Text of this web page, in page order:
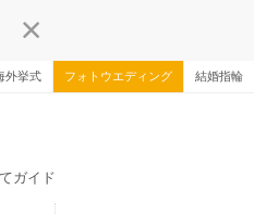
外挙式 フォトウエディング 結婚指輪
ガイド